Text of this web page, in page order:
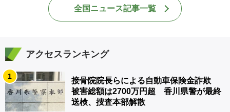
全国ニュース記事一覧
アクセスランキング
1
接骨院院長らによる自動車保険金詐欺
被害総額は2700万円超 香川県警が最終
送検、捜査本部解散